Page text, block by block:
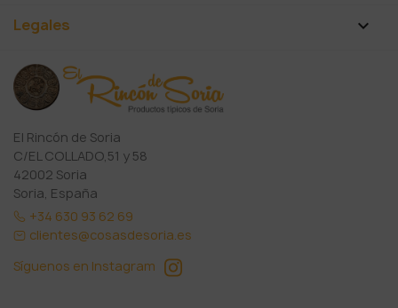
Legales 
El Rincón de Soria
C/EL COLLADO,51 y 58
42002 Soria
Soria, España
+34 630 93 62 69
clientes@cosasdesoria.es
Síguenos en Instagram